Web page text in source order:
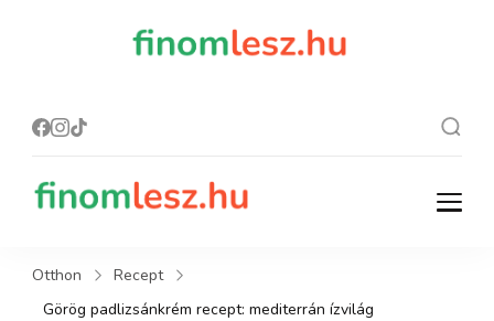
finomlesz.hu
Recept, ami finom lesz.
Otthon
Recept
Görög padlizsánkrém recept: mediterrán ízvilág